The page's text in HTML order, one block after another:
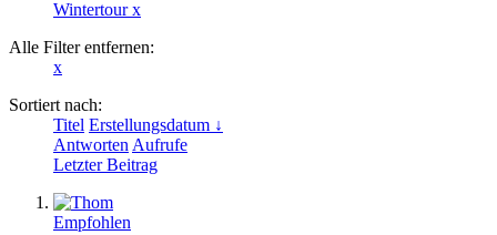
Wintertourx
Alle Filter entfernen:
x
Sortiert nach:
Titel Erstellungsdatum ↓
AntwortenAufrufe
Letzter Beitrag
Empfohlen